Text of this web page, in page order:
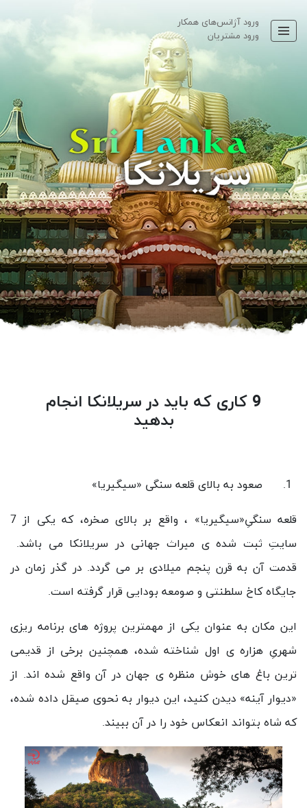
ورود آژانس‌های همکار
ورود مشتریان
9 کاری که باید در سریلانکا انجام
بدهید
صعود به بالای قلعه سنگی «سیگیریا»
قلعه سنگیِ«سیگیریا» ، واقع بر بالای صخره، که یکی از 7
سایتِ ثبت شده ی میراث جهانی در سریلانکا می باشد.
قدمت آن به قرن پنجم میلادی بر می گردد. در گذر زمان در
جایگاه کاخ سلطنتی و صومعه بودایی قرار گرفته است.
این مکان به عنوان یکی از مهمترین پروژه های برنامه ریزی
شهریِ هزاره ی اول شناخته شده، همچنین برخی از قدیمی
ترین باغ های خوش منظره ی جهان در آن واقع شده اند. از
«دیوار آینه» دیدن کنید، این دیوار به نحوی صیقل داده شده،
که شاه بتواند انعکاس خود را در آن ببیند.